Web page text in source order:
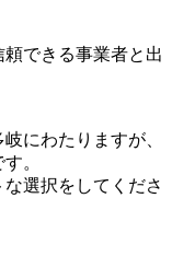
できる事業者と出
にわたりますが、
。
選択をしてくださ